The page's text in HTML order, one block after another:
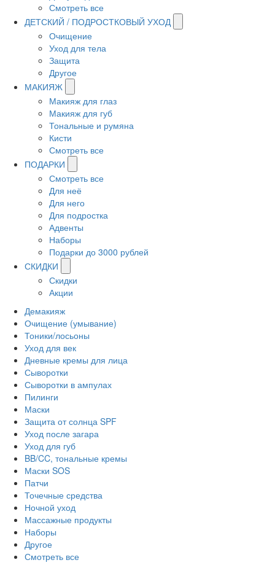
Смотреть все
ДЕТСКИЙ / ПОДРОСТКОВЫЙ УХОД
Очищение
Уход для тела
Защита
Другое
МАКИЯЖ
Макияж для глаз
Макияж для губ
Тональные и румяна
Кисти
Смотреть все
ПОДАРКИ
Смотреть все
Для неё
Для него
Для подростка
Адвенты
Наборы
Подарки до 3000 рублей
СКИДКИ
Скидки
Акции
Демакияж
Очищение (умывание)
Тоники/лосьоны
Уход для век
Дневные кремы для лица
Сыворотки
Сыворотки в ампулах
Пилинги
Маски
Защита от солнца SPF
Уход после загара
Уход для губ
BB/CC, тональные кремы
Маски SOS
Патчи
Точечные средства
Ночной уход
Массажные продукты
Наборы
Другое
Смотреть все